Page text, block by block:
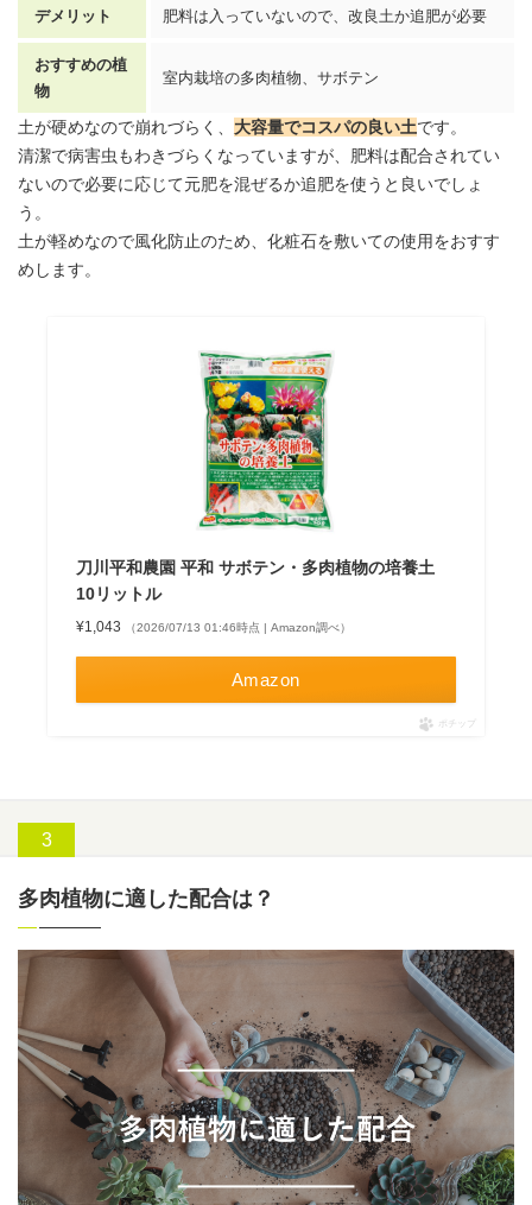
デメリット 肥料は入っていないので、改良土か追肥が必要
おすすめの植
物
室内栽培の多肉植物、サボテン
土が硬めなので崩れづらく、 大容量でコスパの良い土です。
清潔で病害虫もわきづらくなっていますが、肥料は配合されてい
ないので必要に応じて元肥を混ぜるか追肥を使うと良いでしょ
う。
土が軽めなので風化防止のため、 化粧石を敷いての使用をおすす
めします。
刀川平和農園 平和 サボテン・多肉植物の培養土
10リットル
¥1,043 （2026/07/13 01:46時点 | Amazon調べ）
Amazon
ポチップ
多肉植物に適した配合は？